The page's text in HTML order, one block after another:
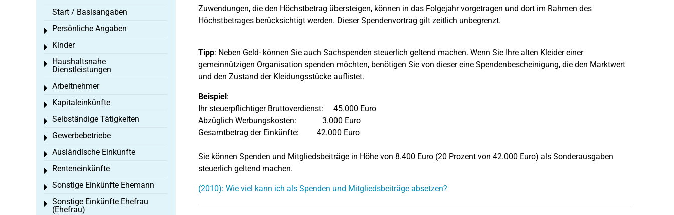
Zuwendungen, die den Höchstbetrag übersteigen, können in das Folgejahr vorgetragen und dort im Rahmen des
Höchstbetrages berücksichtigt werden. Dieser Spendenvortrag gilt zeitlich unbegrenzt.
Tipp: Neben Geld- können Sie auch Sachspenden steuerlich geltend machen. Wenn Sie Ihre alten Kleider einer
gemeinnützigen Organisation spenden möchten, benötigen Sie von dieser eine Spendenbescheinigung, die den Marktwert
und den Zustand der Kleidungsstücke auflistet.
Beispiel:
Ihr steuerpflichtiger Bruttoverdienst: 45.000 Euro
Abzüglich Werbungskosten: 3.000 Euro
Gesamtbetrag der Einkünfte: 42.000 Euro
Sie können Spenden und Mitgliedsbeiträge in Höhe von 8.400 Euro (20 Prozent von 42.000 Euro) als Sonderausgaben
steuerlich geltend machen.
(2010): Wie viel kann ich als Spenden und Mitgliedsbeiträge absetzen?
Start / Basisangaben
Persönliche Angaben
Toggle menu
Kinder
Toggle menu
Haushaltsnahe
Dienstleistungen
Toggle menu
Arbeitnehmer
Toggle menu
Kapitaleinkünfte
Toggle menu
Selbständige Tätigkeiten
Toggle menu
Gewerbebetriebe
Toggle menu
Ausländische Einkünfte
Toggle menu
Renteneinkünfte
Toggle menu
Sonstige Einkünfte Ehemann
Toggle menu
Sonstige Einkünfte Ehefrau
(Ehefrau)
Toggle menu